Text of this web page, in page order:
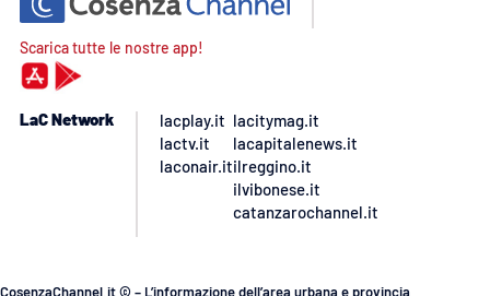
Scarica tutte le nostre app!
LaC Network
lacplay.it
lactv.it
laconair.it
lacitymag.it
lacapitalenews.it
ilreggino.it
ilvibonese.it
catanzarochannel.it
CosenzaChannel.it © – L’informazione dell’area urbana e provincia